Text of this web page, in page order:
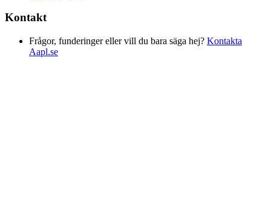
Kontakt
Frågor, funderinger eller vill du bara säga hej? Kontakta
Aapl.se